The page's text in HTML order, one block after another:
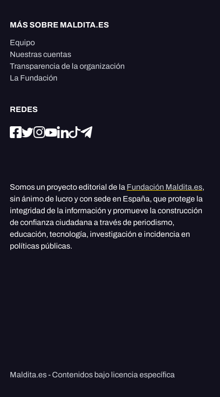
MÁS SOBRE MALDITA.ES
Equipo
Nuestras cuentas
Transparencia de la organización
La Fundación
REDES
Somos un proyecto editorial de la Fundación Maldita.es,
sin ánimo de lucro y con sede en España, que protege la
integridad de la información y promueve la construcción
de confianza ciudadana a través de periodismo,
educación, tecnología, investigación e incidencia en
políticas públicas.
Maldita.es - Contenidos bajo licencia específica